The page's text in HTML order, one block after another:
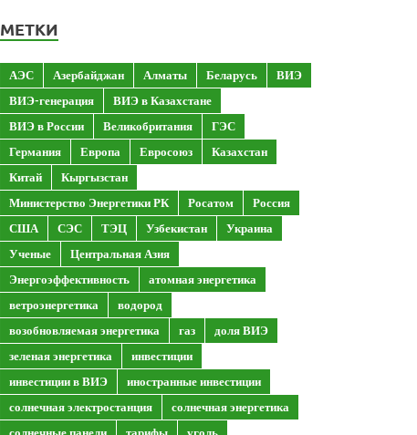
МЕТКИ
АЭС Азербайджан Алматы Беларусь
ВИЭ
ВИЭ-генерация
ВИЭ в Казахстане
ВИЭ в России
Великобритания
ГЭС
Германия
Европа Евросоюз
Казахстан
Китай
Кыргызстан
Министерство Энергетики РК
Росатом
Россия
США
СЭС ТЭЦ Узбекистан
Украина
Ученые
Центральная Азия
Энергоэффективность
атомная энергетика
ветроэнергетика
водород
возобновляемая энергетика
газ
доля ВИЭ
зеленая энергетика
инвестиции
инвестиции в ВИЭ
иностранные инвестиции
солнечная электростанция
солнечная энергетика
солнечные панели
тарифы уголь